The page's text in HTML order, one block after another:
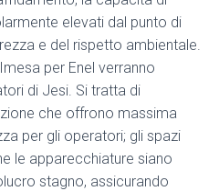
elevati dal punto di
e del rispetto ambientale.
per Enel verranno
di Jesi. Si tratta di
che offrono massima
per gli operatori; gli spazi
le apparecchiature siano
stagno, assicurando